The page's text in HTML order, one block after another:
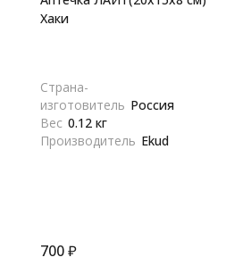
Хаки
Страна-
изготовитель Россия
Вес 0.12 кг
Производитель Ekud
700₽